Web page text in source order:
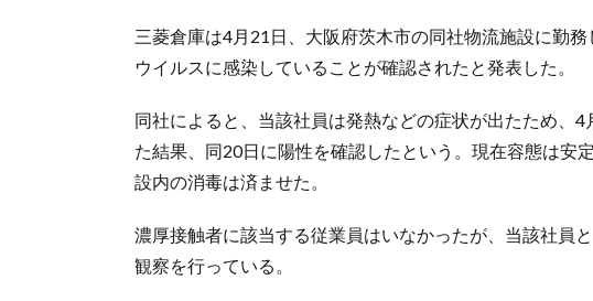
三菱倉庫は4月21日、大阪府茨木市の同社物流施設に勤
ウイルスに感染していることが確認されたと発表した。
同社によると、当該社員は発熱などの症状が出たため、
た結果、同20日に陽性を確認したという。現在容態は安
設内の消毒は済ませた。
濃厚接触者に該当する従業員はいなかったが、当該社員
観察を行っている。